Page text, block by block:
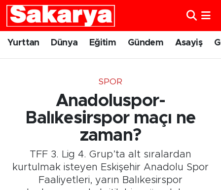
Yurttan Dünya Eğitim Gündem Asayiş
SPOR
Anadoluspor-
Balıkesirspor maçı ne
zaman?
TFF 3. Lig 4. Grup’ta alt sıralardan
kurtulmak isteyen Eskişehir Anadolu Spor
Faaliyetleri, yarın Balıkesirspor
Yurttan
Gündem
Eskişehirspor
Spor
Sağlık
Eskişehir Nöbetçi Eczaneler
Eskişehir Trafik Yoğunluk Haritası
Süper Lig Puan Durumu ve Fikstür
Tüm Manşetler
Son Dakika Haberleri